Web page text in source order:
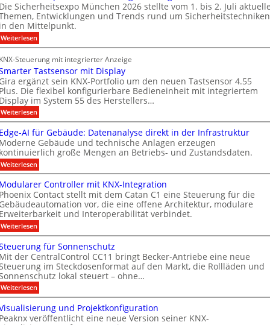
i
g
e
n
n
M
a
r
k
e
n
s
p
a
t
n
e
r
b
e
i
M
D
T
T
e
c
h
n
o
l
o
g
i
e
s
r
a
n
d
ü
h
e
s
t
e
r
k
e
n
u
n
g
m
i
t
A
n
s
a
u
m
a
k
a
a
e
r
ö
f
f
n
e
t
n
u
e
s
A
u
s
b
i
l
d
u
n
Sicherheitsexpo München 2026 stellte vom 1. bis 2. Juli
Entwicklungen und Trends rund um Sicherheitstechniken
den Mittelpunkt.
Weiterlesen:
S
c
h
e
r
h
e
i
t
s
e
x
p
o
M
n
c
h
e
n
2
2
6
g
e
h
t
e
r
f
Steuerung mit integrierter Anzeige
Tastsensor mit Display
ergänzt sein KNX-Portfolio um den neuen Tastsensor 4.55
Die flexibel konfigurierbare Bedieneinheit mit integriertem
im System 55 des Herstellers…
Weiterlesen:
S
m
a
r
t
r
a
s
t
s
e
n
s
o
r
m
i
t
D
i
s
p
l
AI für Gebäude: Datenanalyse direkt in der Infrastruktur
Gebäude und technische Anlagen erzeugen
große Mengen an Betriebs- und Zustandsdaten.
Weiterlesen:
E
g
e
-
A
I
f
ü
r
G
e
b
ä
u
d
e
:
Controller mit KNX-Integration
Contact stellt mit dem Catan C1 eine Steuerung für die
vor, die eine offene Architektur, modulare
und Interoperabilität verbindet.
Weiterlesen:
M
d
u
l
a
r
e
C
o
für Sonnenschutz
der CentralControl CC11 bringt Becker-Antriebe eine neue
im Steckdosenformat auf den Markt, die Rollläden und
lokal steuert – ohne…
Weiterlesen:
S
e
u
und Projektkonfiguration
veröffentlicht eine neue Version seiner KNX-